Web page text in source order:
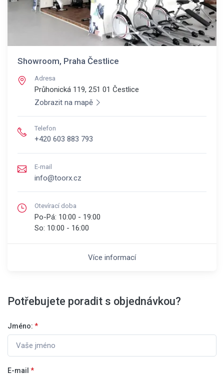
Showroom, Praha Čestlice
Adresa
Průhonická 119, 251 01 Čestlice
Zobrazit na mapě
Telefon
+420 603 883 793
E-mail
info@toorx.cz
Otevírací doba
Po-Pá: 10:00 - 19:00
So: 10:00 - 16:00
Více informací
Potřebujete poradit s objednávkou?
Jméno: *
E-mail *